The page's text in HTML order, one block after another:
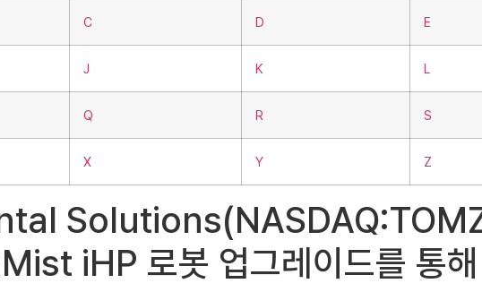
C D E
J K L
Q R S
X Y Z
iHP 로봇 업그레이드를 통해